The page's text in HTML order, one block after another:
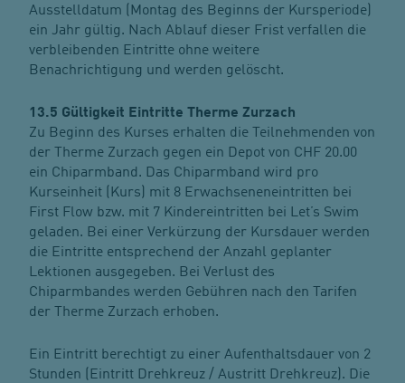
Ausstelldatum (Montag des Beginns der Kursperiode)
ein Jahr gültig. Nach Ablauf dieser Frist verfallen die
verbleibenden Eintritte ohne weitere
Benachrichtigung und werden gelöscht.
13.5 Gültigkeit Eintritte Therme Zurzach
Zu Beginn des Kurses erhalten die Teilnehmenden von
der Therme Zurzach gegen ein Depot von CHF 20.00
ein Chiparmband. Das Chiparmband wird pro
Kurseinheit (Kurs) mit 8 Erwachseneneintritten bei
First Flow bzw. mit 7 Kindereintritten bei Let’s Swim
geladen. Bei einer Verkürzung der Kursdauer werden
die Eintritte entsprechend der Anzahl geplanter
Lektionen ausgegeben. Bei Verlust des
Chiparmbandes werden Gebühren nach den Tarifen
der Therme Zurzach erhoben.
Ein Eintritt berechtigt zu einer Aufenthaltsdauer von 2
Stunden (Eintritt Drehkreuz / Austritt Drehkreuz). Die